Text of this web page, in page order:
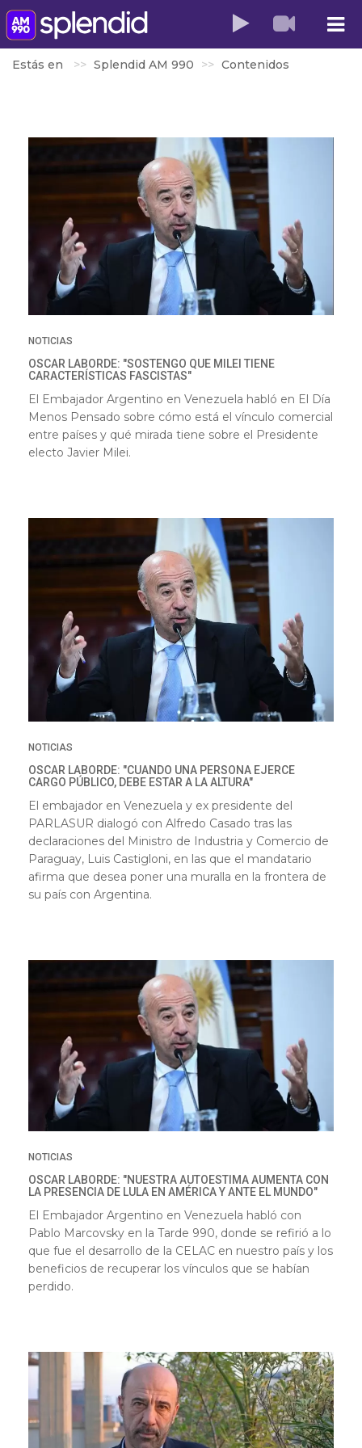
Estás en Splendid AM 990 Contenidos
NOTICIAS
OSCAR LABORDE: "SOSTENGO QUE MILEI TIENE
CARACTERÍSTICAS FASCISTAS"
El Embajador Argentino en Venezuela habló en El Día
Menos Pensado sobre cómo está el vínculo comercial
entre países y qué mirada tiene sobre el Presidente
electo Javier Milei.
NOTICIAS
OSCAR LABORDE: "CUANDO UNA PERSONA EJERCE
CARGO PÚBLICO, DEBE ESTAR A LA ALTURA"
El embajador en Venezuela y ex presidente del
PARLASUR dialogó con Alfredo Casado tras las
declaraciones del Ministro de Industria y Comercio de
Paraguay, Luis Castigloni, en las que el mandatario
afirma que desea poner una muralla en la frontera de
su país con Argentina.
NOTICIAS
OSCAR LABORDE: "NUESTRA AUTOESTIMA AUMENTA CON
LA PRESENCIA DE LULA EN AMÉRICA Y ANTE EL MUNDO"
El Embajador Argentino en Venezuela habló con
Pablo Marcovsky en la Tarde 990, donde se refirió a lo
que fue el desarrollo de la CELAC en nuestro país y los
beneficios de recuperar los vínculos que se habían
perdido.